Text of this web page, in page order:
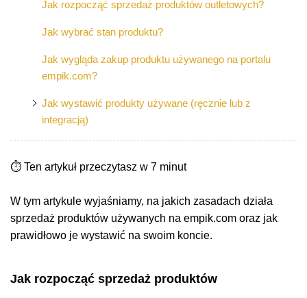
Jak rozpocząć sprzedaż produktów outletowych?
Jak wybrać stan produktu?
Jak wygląda zakup produktu używanego na portalu
empik.com?
Jak wystawić produkty używane (ręcznie lub z
integracją)
⏱️ Ten artykuł przeczytasz w 7 minut
W tym artykule wyjaśniamy, na jakich zasadach działa
sprzedaż produktów używanych na empik.com oraz jak
prawidłowo je wystawić na swoim koncie.
Jak rozpocząć sprzedaż produktów